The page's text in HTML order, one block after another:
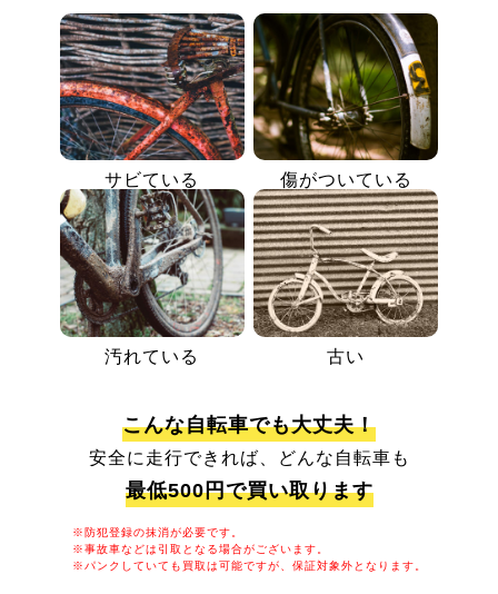
サビている 傷がついている
汚れている 古い
こんな自転車でも大丈夫！
安全に走行できれば、どんな自転車も
最低500円で買い取ります
※防犯登録の抹消が必要です。
※事故車などは引取となる場合がございます。
※パンクしていても買取は可能ですが、保証対象外となります。